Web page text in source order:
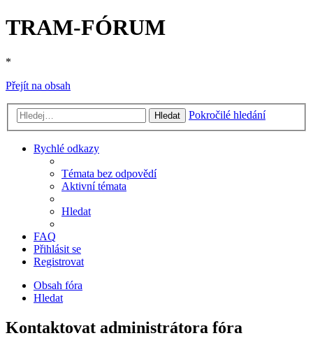
TRAM-FÓRUM
*
Přejít na obsah
Hledat Pokročilé hledání
Rychlé odkazy
Témata bez odpovědí
Aktivní témata
Hledat
FAQ
Přihlásit se
Registrovat
Obsah fóra
Hledat
Kontaktovat administrátora fóra